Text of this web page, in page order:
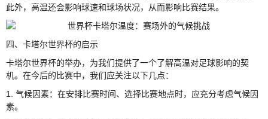
此外，高温还会影响球速和球场状况，从而影响比赛结果。
四、卡塔尔世界杯的启示
卡塔尔世界杯的举办，为我们提供了一个了解高温对足球影响的契
机。在今后的比赛中，我们应关注以下几点：
1. 气候因素：在安排比赛时间、选择比赛地点时，应充分考虑气候因
素。